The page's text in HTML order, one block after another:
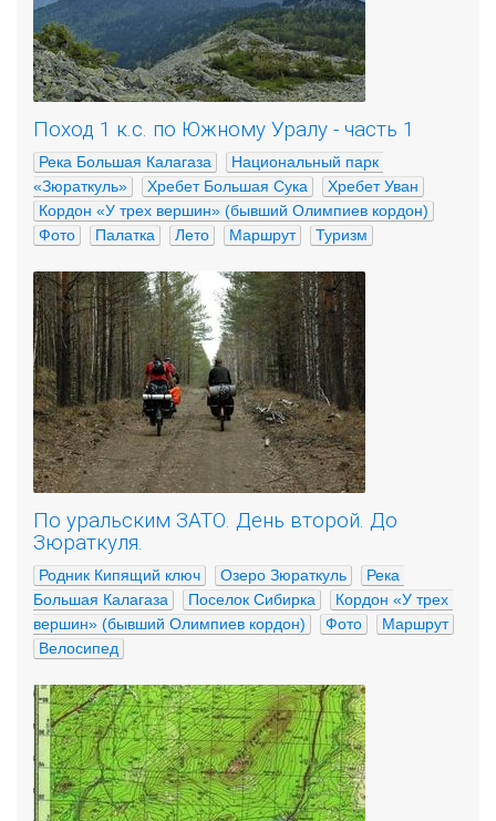
Поход 1 к.с. по Южному Уралу - часть 1
Река Большая Калагаза
Национальный парк
«Зюраткуль»
Хребет Большая Сука
Хребет Уван
Кордон «У трех вершин» (бывший Олимпиев кордон)
Фото
Палатка Лето Маршрут Туризм
По уральским ЗАТО. День второй. До
Зюраткуля.
Родник Кипящий ключ Озеро Зюраткуль
Река
Большая Калагаза
Поселок Сибирка
Кордон «У трех
вершин» (бывший Олимпиев кордон)
Фото
Маршрут
Велосипед